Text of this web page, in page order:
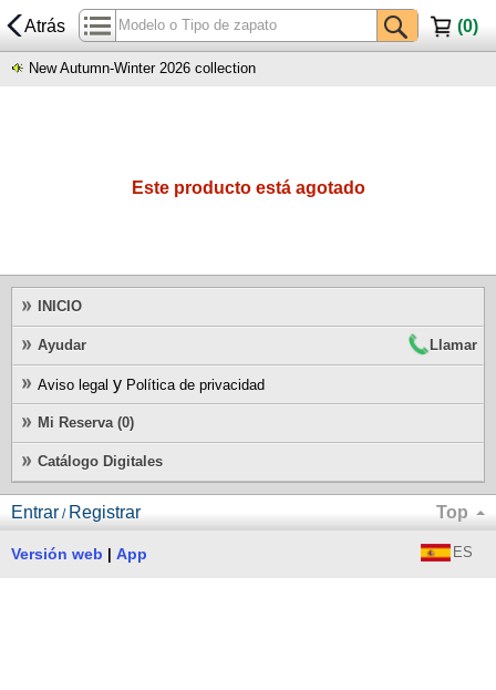
Atrás (0)
New Autumn-Winter 2026 collection
Este producto está agotado
INICIO
Ayudar Llamar
Aviso legal y Política de privacidad
Mi Reserva (0)
Catálogo Digitales
Entrar / Registrar Top
Versión web App ES